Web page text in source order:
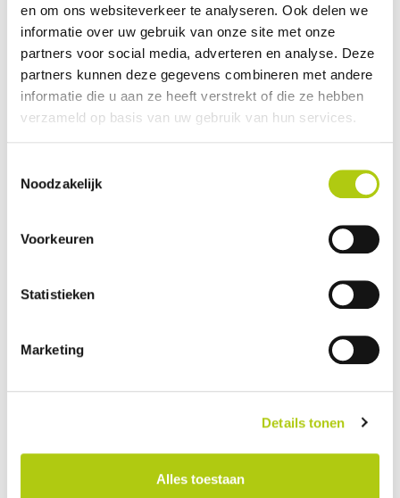
en om ons websiteverkeer te analyseren. Ook delen we
informatie over uw gebruik van onze site met onze
partners voor social media, adverteren en analyse. Deze
partners kunnen deze gegevens combineren met andere
informatie die u aan ze heeft verstrekt of die ze hebben
verzameld op basis van uw gebruik van hun services.
Noodzakelijk
Voorkeuren
Statistieken
Marketing
Details tonen
Alles toestaan
Avantages et inconvénients